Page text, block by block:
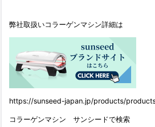
弊社取扱いコラーゲンマシン詳細は
https://sunseed-japan.jp/products/
コラーゲンマシン サンシードで検索